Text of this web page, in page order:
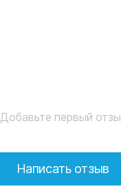
Добавьте первый
Написать отзыв